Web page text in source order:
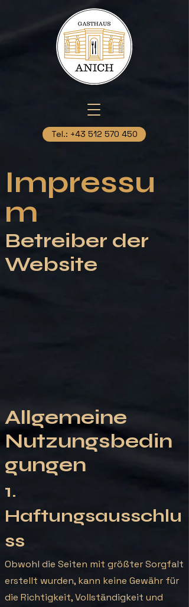
Tel.: +43 512 570 450
Impressu
m
Betreiber der
Website
Allgemeine
Nutzungsbedin
gungen
1.
Haftungsausschlu
ss
Obwohl die Seiten mit größter Sorgfalt
erstellt wurden, kann keine Gewähr für
die Richtigkeit, Vollständigkeit und